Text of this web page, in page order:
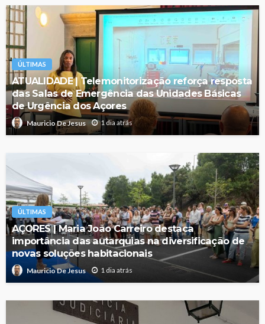
ÚLTIMAS
ATUALIDADE | Telemonitorização reforça resposta
das Salas de Emergência das Unidades Básicas
de Urgência dos Açores
Mauricio De Jesus 1 dia atrás
ÚLTIMAS
AÇORES | Maria João Carreiro destaca
importância das autarquias na diversificação de
novas soluções habitacionais
Mauricio De Jesus 1 dia atrás